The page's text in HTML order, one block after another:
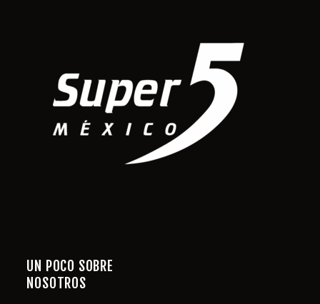
UN POCO SOBRE
NOSOTROS